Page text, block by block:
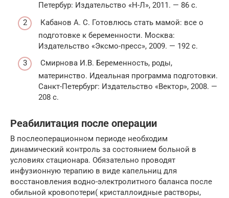
Петербур: Издательство «Н-Л», 2011. — 86 с.
Кабанов А. С. Готовлюсь стать мамой: все о
подготовке к беременности. Москва:
Издательство «Эксмо-пресс», 2009. — 192 с.
Смирнова И.В. Беременность, роды,
материнство. Идеальная программа подготовки.
Санкт-Петербург: Издательство «Вектор», 2008. —
208 с.
Реабилитация после операции
В послеоперационном периоде необходим
динамический контроль за состоянием больной в
условиях стационара. Обязательно проводят
инфузионную терапию в виде капельниц для
восстановления водно-электролитного баланса после
обильной кровопотери( кристаллоидные растворы,